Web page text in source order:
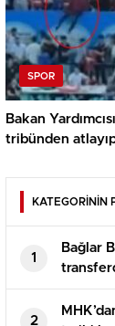
SPOR
Bakan
tribünden
KATEGORİNİN
1
Bağlar
2